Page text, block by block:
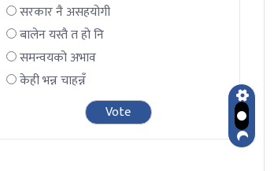
सरकार नै असहयोगी
बालेन यस्तै त हो नि
समन्वयको अभाव
केही भन्न चाहन्नँ